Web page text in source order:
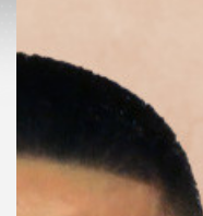
ลิ